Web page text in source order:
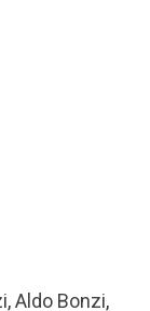
,Aldo Bonzi,